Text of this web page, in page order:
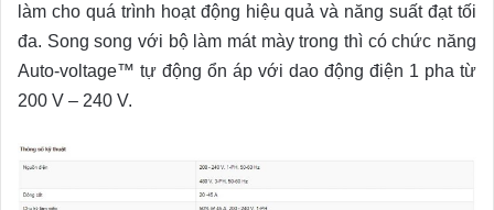
làm cho quá trình hoạt động hiệu quả và năng suất đạt tối
đa. Song song với bộ làm mát mày trong thì có chức năng
Auto-voltage™ tự động ổn áp với dao động điện 1 pha từ
200 V – 240 V.